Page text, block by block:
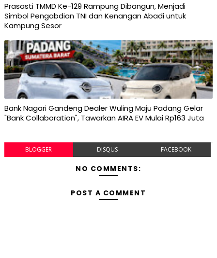
Prasasti TMMD Ke-129 Rampung Dibangun, Menjadi
Simbol Pengabdian TNI dan Kenangan Abadi untuk
Kampung Sesor
Bank Nagari Gandeng Dealer Wuling Maju Padang Gelar
"Bank Collaboration", Tawarkan AIRA EV Mulai Rp163 Juta
BLOGGER DISQUS FACEBOOK
NO COMMENTS:
POST A COMMENT